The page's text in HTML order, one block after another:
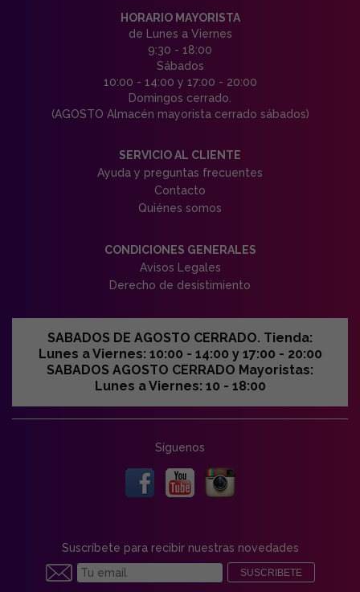
HORARIO MAYORISTA
de Lunes a Viernes
9:30 - 18:00
Sábados
10:00 - 14:00 y 17:00 - 20:00
Domingos cerrado.
(AGOSTO Almacén mayorista cerrado sábados)
SERVICIO AL CLIENTE
Ayuda y preguntas frecuentes
Contacto
Quiénes somos
CONDICIONES GENERALES
Avisos Legales
Derecho de desistimiento
SABADOS DE AGOSTO CERRADO. Tienda:
Lunes a Viernes: 10:00 - 14:00 y 17:00 - 20:00
SABADOS AGOSTO CERRADO Mayoristas:
Lunes a Viernes: 10 - 18:00
Síguenos
Suscríbete para recibir nuestras novedades
SUSCRIBETE